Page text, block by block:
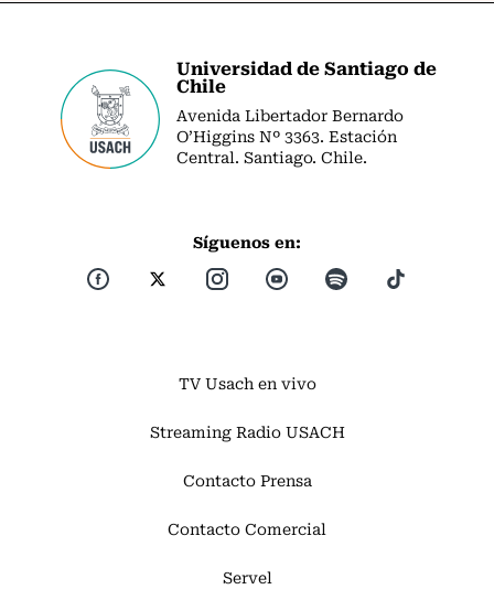
Universidad de Santiago de
Chile
Avenida Libertador Bernardo
O’Higgins Nº 3363. Estación
Central. Santiago. Chile.
Síguenos en:
TV Usach en vivo
Streaming Radio USACH
Contacto Prensa
Contacto Comercial
Servel